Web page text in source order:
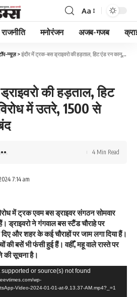
Font
Resizer
Aa
राजनीति मनोरंजन अजब-गजब
न्यूज़>इंदौर में ट्रक-बस ड्राइवरो की हड़ताल, हिट एंड रन कानून के विरोध में उतरे, 1500 से ज्यादा यात्री बसें बंद
की हड़ताल, हिट
में उतरे, 1500 से
7:14 am
4 Min Read
में ट्रक एवम बस ड्राइवर संगठन सोमवार
ने गंगवाल बस स्टैंड चौराहे पर
और शहर के कई चौराहों पर जाम लगा दिया हैं।
बसें भी फंसी हुई हैं। वहीँ, महू वाले रास्ते पर
की सूचना है।
or source(s) not found
wp-
Video-2024-01-01-at-9.13.37-AM.mp4?_=1